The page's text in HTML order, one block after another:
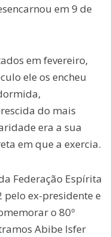
em 9 de
em fevereiro,
ele os encheu
do mais
era a sua
em que a exercia.
Federação Espírita
pelo ex-presidente e
o 80º
Abibe Isfer